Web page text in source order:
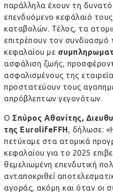
παράλληλα έχουν τη
επενδυόμενο κεφάλαιό
καταβολών. Τέλος, τα
επιτρέπουν τον συνδυασμό
κεφαλαίου με
ασφάλιση ζωής,
ασφαλισμένους της
προστατεύουν τους
απρόβλεπτων γεγονότων.
Ο Σπύρος Αθανίτης,
της EurolifeFFH, δήλωσε:
πετύχαμε στα ατομικά
κεφαλαίου για το 2025
θεμελιωμένη επενδυτική
ανταποκριθεί
αγοράς, ακόμη και όταν οι